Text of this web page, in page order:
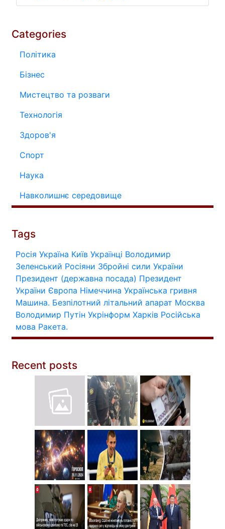
Categories
Політика
Бізнес
Мистецтво та розваги
Технологія
Здоров'я
Спорт
Наука
Навколишнє середовище
Tags
Росія Україна Київ Українці Володимир
Зеленський Росіяни Збройні сили України
Президент (державна посада) Президент
України Європа Німеччина Українська гривня
Машина. Безпілотний літальний апарат Москва
Володимир Путін Укрінформ Харків Російська
мова Ракета.
Recent posts